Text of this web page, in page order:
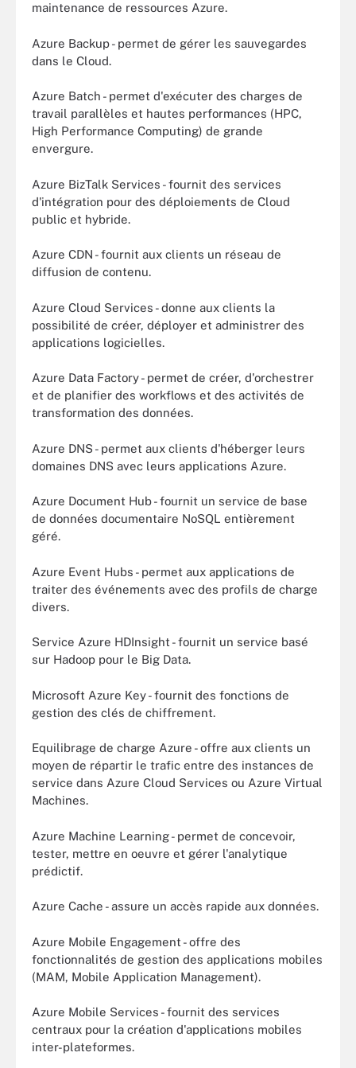
maintenance de ressources Azure.
Azure Backup - permet de gérer les sauvegardes
dans le Cloud.
Azure Batch - permet d'exécuter des charges de
travail parallèles et hautes performances (HPC,
High Performance Computing) de grande
envergure.
Azure BizTalk Services - fournit des services
d'intégration pour des déploiements de Cloud
public et hybride.
Azure CDN - fournit aux clients un réseau de
diffusion de contenu.
Azure Cloud Services - donne aux clients la
possibilité de créer, déployer et administrer des
applications logicielles.
Azure Data Factory - permet de créer, d'orchestrer
et de planifier des workflows et des activités de
transformation des données.
Azure DNS - permet aux clients d'héberger leurs
domaines DNS avec leurs applications Azure.
Azure Document Hub - fournit un service de base
de données documentaire NoSQL entièrement
géré.
Azure Event Hubs - permet aux applications de
traiter des événements avec des profils de charge
divers.
Service Azure HDInsight - fournit un service basé
sur Hadoop pour le Big Data.
Microsoft Azure Key - fournit des fonctions de
gestion des clés de chiffrement.
Equilibrage de charge Azure - offre aux clients un
moyen de répartir le trafic entre des instances de
service dans Azure Cloud Services ou Azure Virtual
Machines.
Azure Machine Learning - permet de concevoir,
tester, mettre en oeuvre et gérer l'analytique
prédictif.
Azure Cache - assure un accès rapide aux données.
Azure Mobile Engagement - offre des
fonctionnalités de gestion des applications mobiles
(MAM, Mobile Application Management).
Azure Mobile Services - fournit des services
centraux pour la création d'applications mobiles
inter-plateformes.